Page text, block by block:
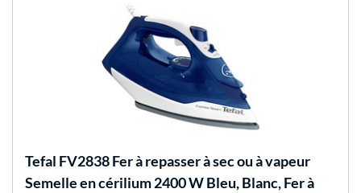
Tefal FV2838 Fer à repasser à sec ou à vapeur
Semelle en cérilium 2400 W Bleu, Blanc, Fer à